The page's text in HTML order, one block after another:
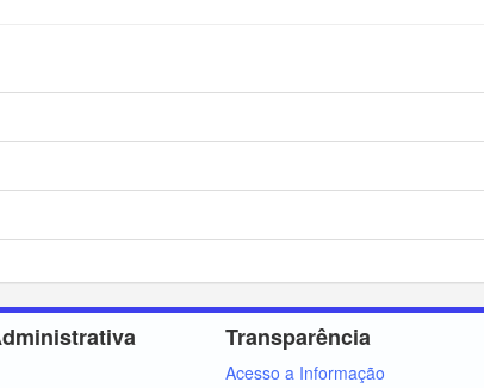
Transparência
Acesso a Informação